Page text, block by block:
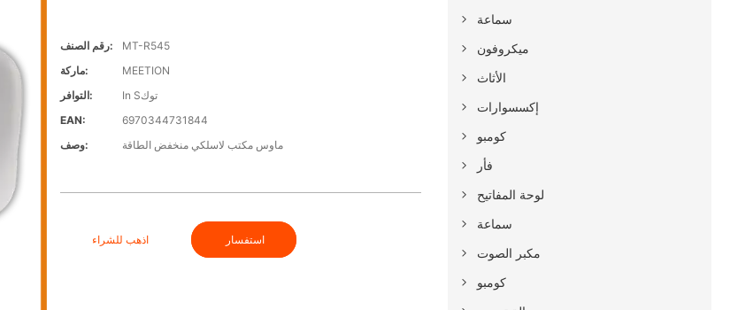
رقم الصنف:
MT-R545
ماركة:
MEETION
التوافر:
In Sتوك
EAN:
6970344731844
وصف:
ماوس مكتب لاسلكي منخفض الطاقة
استفسار اذهب للشراء
سماعة
ميكروفون
الأثاث
إكسسوارات
كومبو
فأر
لوحة المفاتيح
سماعة
مكبر الصوت
كومبو